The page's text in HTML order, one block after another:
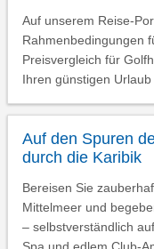
Auf unserem Reise-
Rahmenbedingungen
Preisvergleich für
Ihren günstigen
Auf den Spuren
durch die Karibik
Bereisen Sie
Mittelmeer und
– selbstverständlich